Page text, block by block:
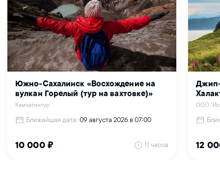
Южно-Сахалинск «Восхождение на
вулкан Горелый (тур на вахтовке)»
Камчатинтур
Ближайшая дата: 09 августа 2026 в 07:00
10 000 ₽ 11 часов
ООО
12